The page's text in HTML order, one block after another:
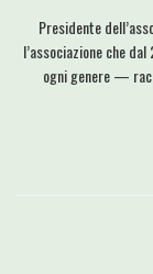
Presidente
l’associazione che
ogni genere —